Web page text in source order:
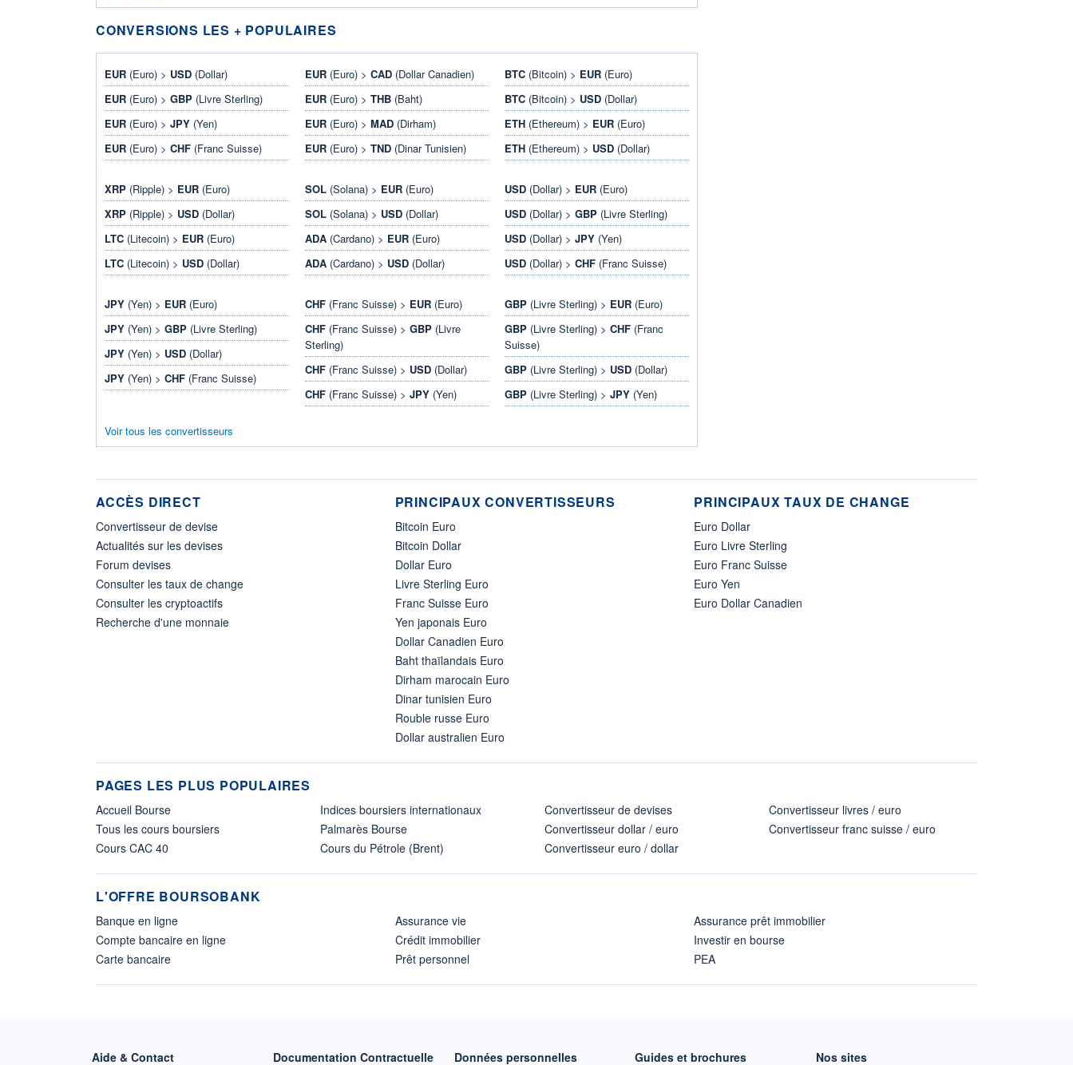
CONVERSIONS LES + POPULAIRES
EUR (Euro) > USD (Dollar)
EUR (Euro) > GBP (Livre Sterling)
EUR (Euro) > JPY (Yen)
EUR (Euro) > CHF (Franc Suisse)
EUR(Euro) > CAD(Dollar Canadien)
EUR(Euro) > THB(Baht)
EUR(Euro) > MAD(Dirham)
EUR(Euro) > TND(Dinar Tunisien)
BTC (Bitcoin) > EUR (Euro)
BTC (Bitcoin) > USD (Dollar)
ETH (Ethereum) > EUR (Euro)
ETH (Ethereum) > USD (Dollar)
XRP (Ripple) > EUR (Euro)
XRP (Ripple) > USD (Dollar)
LTC (Litecoin) > EUR (Euro)
LTC (Litecoin) > USD (Dollar)
SOL(Solana) > EUR(Euro)
SOL(Solana) > USD(Dollar)
ADA(Cardano) > EUR(Euro)
ADA(Cardano) > USD(Dollar)
USD (Dollar) > EUR (Euro)
USD (Dollar) >GBP (Livre Sterling)
USD (Dollar) >JPY (Yen)
USD (Dollar) >CHF (Franc Suisse)
JPY (Yen) > EUR (Euro)
JPY (Yen) > GBP (Livre Sterling)
JPY (Yen) > USD (Dollar)
JPY (Yen) > CHF (Franc Suisse)
CHF(Franc Suisse) > EUR(Euro)
CHF(Franc Suisse) > GBP(Livre
Sterling)
CHF(Franc Suisse) > USD(Dollar)
CHF(Franc Suisse) > JPY(Yen)
GBP (Livre Sterling) > EUR (Euro)
GBP (Livre Sterling) >CHF (Franc
Suisse)
GBP (Livre Sterling) > USD (Dollar)
GBP (Livre Sterling) >JPY (Yen)
Voir tous les convertisseurs
ACCÈS DIRECT
Convertisseur de devise
Actualités sur les devises
Forum devises
Consulter les taux de change
Consulter les cryptoactifs
Recherche d'une monnaie
PRINCIPAUX CONVERTISSEURS
Bitcoin Euro
Bitcoin Dollar
Dollar Euro
Livre Sterling Euro
Franc Suisse Euro
Yen japonais Euro
Dollar Canadien Euro
Baht thaïlandais Euro
Dirham marocain Euro
Dinar tunisien Euro
Rouble russe Euro
Dollar australien Euro
PRINCIPAUX TAUX DE CHANGE
Euro Dollar
Euro Livre Sterling
Euro Franc Suisse
Euro Yen
Euro Dollar Canadien
PAGES LES PLUS POPULAIRES
Accueil Bourse
Tous les cours boursiers
Cours CAC 40
Indices boursiers internationaux
Palmarès Bourse
Cours du Pétrole (Brent)
Convertisseur de devises
Convertisseur dollar / euro
Convertisseur euro / dollar
Convertisseur livres / euro
Convertisseur franc suisse / euro
L'OFFRE BOURSOBANK
Banque en ligne
Compte bancaire en ligne
Carte bancaire
Assurance vie
Crédit immobilier
Prêt personnel
Assurance prêt immobilier
Investir en bourse
PEA
Aide & Contact Documentation Contractuelle Données personnelles Guides et brochures Nos sites